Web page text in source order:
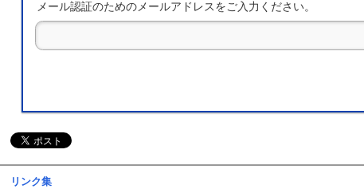
メール認証のためのメールアドレスをご入力ください。
リンク集